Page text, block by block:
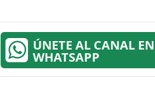
ÚNETE AL CANAL EN
WHATSAPP